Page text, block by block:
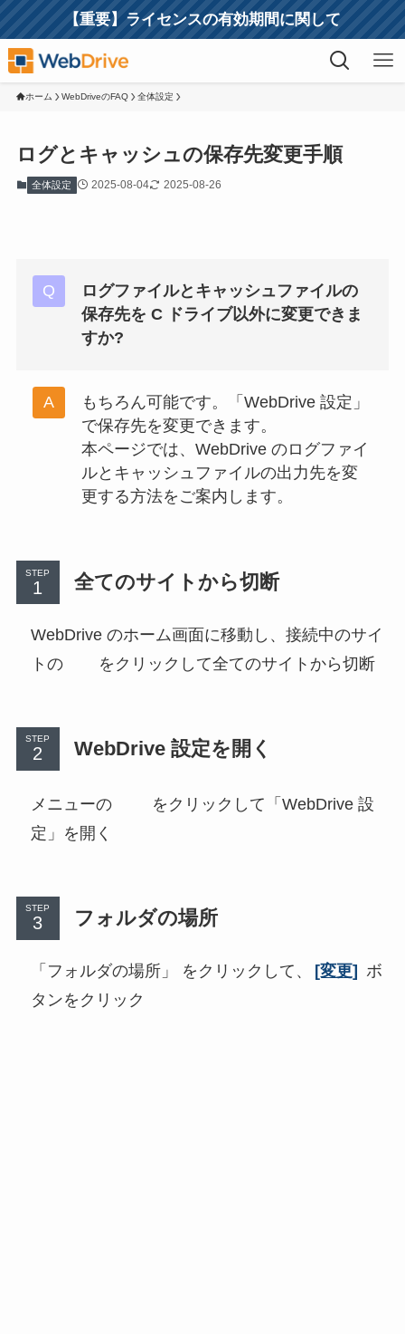
【重要】ライセンスの有効期間に関して
ホーム WebDriveのFAQ 全体設定
ログとキャッシュの保存先変更手順
全体設定 2025-08-04 2025-08-26
ログファイルとキャッシュファイルの
保存先を C ドライブ以外に変更できま
すか?
もちろん可能です。「WebDrive 設定」
で保存先を変更できます。
本ページでは、WebDrive のログファイ
ルとキャッシュファイルの出力先を変
更する方法をご案内します。
STEP 全てのサイトから切断
WebDrive のホーム画面に移動し、接続中のサイ
トの
をクリックして全てのサイトから切断
STEP WebDrive 設定を開く
メニューの
をクリックして「WebDrive 設
定」を開く
STEP フォルダの場所
「フォルダの場所」 をクリックして、 [変更] ボ
タンをクリック